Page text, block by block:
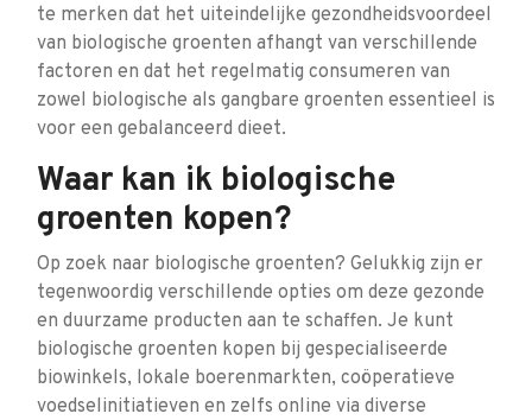
te merken dat het uiteindelijke gezondheidsvoordeel
van biologische groenten afhangt van verschillende
factoren en dat het regelmatig consumeren van
zowel biologische als gangbare groenten essentieel is
voor een gebalanceerd dieet.
Waar kan ik biologische
groenten kopen?
Op zoek naar biologische groenten? Gelukkig zijn er
tegenwoordig verschillende opties om deze gezonde
en duurzame producten aan te schaffen. Je kunt
biologische groenten kopen bij gespecialiseerde
biowinkels, lokale boerenmarkten, coöperatieve
voedselinitiatieven en zelfs online via diverse